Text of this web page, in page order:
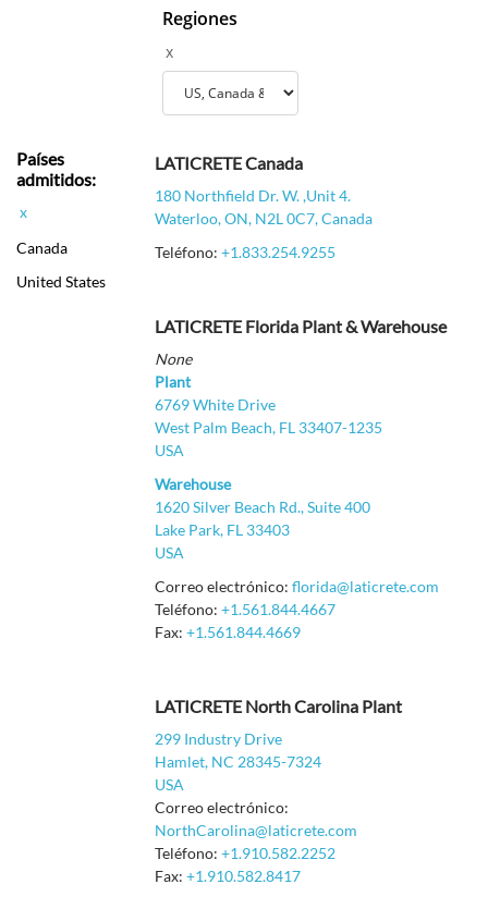
Regiones
x
Países
admitidos:
x
Canada
United States
LATICRETE Canada
180 Northfield Dr. W. ,Unit 4.
Waterloo, ON, N2L 0C7, Canada
Teléfono: +1.833.254.9255
LATICRETE Florida Plant & Warehouse
None
Plant
6769 White Drive
West Palm Beach, FL 33407-1235
USA
Warehouse
1620 Silver Beach Rd., Suite 400
Lake Park, FL 33403
USA
Correo electrónico: florida@laticrete.com
Teléfono: +1.561.844.4667
Fax: +1.561.844.4669
LATICRETE North Carolina Plant
299 Industry Drive
Hamlet, NC 28345-7324
USA
Correo electrónico:
NorthCarolina@laticrete.com
Teléfono: +1.910.582.2252
Fax: +1.910.582.8417